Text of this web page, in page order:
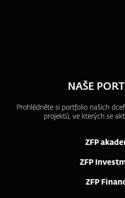
NAŠE
Prohlédněte si portfolio našich
projektů, ve kterých se
ZFP
ZFP
ZFP